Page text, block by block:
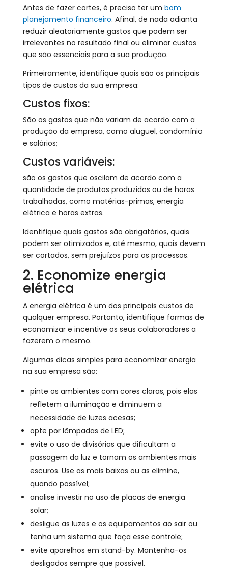
Antes de fazer cortes, é preciso ter um bom
planejamento financeiro. Afinal, de nada adianta
reduzir aleatoriamente gastos que podem ser
irrelevantes no resultado final ou eliminar custos
que são essenciais para a sua produção.
Primeiramente, identifique quais são os principais
tipos de custos da sua empresa:
Custos fixos:
São os gastos que não variam de acordo com a
produção da empresa, como aluguel, condomínio
e salários;
Custos variáveis:
são os gastos que oscilam de acordo com a
quantidade de produtos produzidos ou de horas
trabalhadas, como matérias-primas, energia
elétrica e horas extras.
Identifique quais gastos são obrigatórios, quais
podem ser otimizados e, até mesmo, quais devem
ser cortados, sem prejuízos para os processos.
2. Economize energia
elétrica
A energia elétrica é um dos principais custos de
qualquer empresa. Portanto, identifique formas de
economizar e incentive os seus colaboradores a
fazerem o mesmo.
Algumas dicas simples para economizar energia
na sua empresa são:
pinte os ambientes com cores claras, pois elas
refletem a iluminação e diminuem a
necessidade de luzes acesas;
opte por lâmpadas de LED;
evite o uso de divisórias que dificultam a
passagem da luz e tornam os ambientes mais
escuros. Use as mais baixas ou as elimine,
quando possível;
analise investir no uso de placas de energia
solar;
desligue as luzes e os equipamentos ao sair ou
tenha um sistema que faça esse controle;
evite aparelhos em stand-by. Mantenha-os
desligados sempre que possível.